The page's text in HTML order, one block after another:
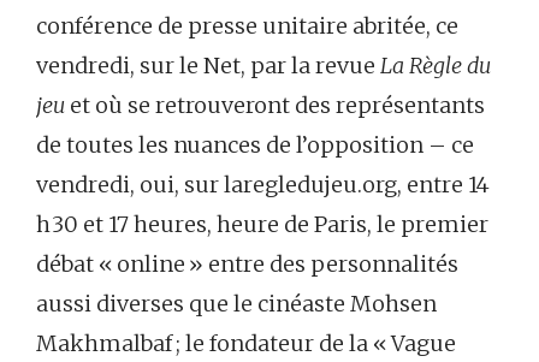
conférence de presse unitaire abritée, ce
vendredi, sur le Net, par la revue La Règle du
jeu et où se retrouveront des représentants
de toutes les nuances de l’opposition – ce
vendredi, oui, sur laregledujeu.org, entre 14
h 30 et 17 heures, heure de Paris, le premier
débat « online » entre des personnalités
aussi diverses que le cinéaste Mohsen
Makhmalbaf ; le fondateur de la « Vague